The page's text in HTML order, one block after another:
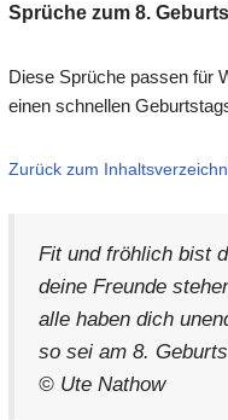
Sprüche zum 8.
Diese Sprüche passen für
einen schnellen
Zurück zum
Fit und fröhlich bist
deine Freunde
alle haben dich
so sei am 8.
© Ute Nathow